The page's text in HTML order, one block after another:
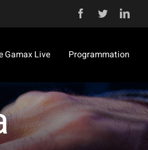
Facebook
Twitter
Gamax Live Programmation